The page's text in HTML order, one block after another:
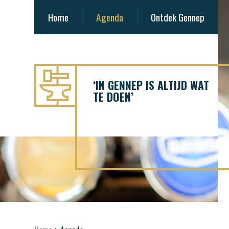
Home Agenda Ontdek Gennep
‘IN GENNEP IS ALTIJD WAT
TE DOEN’